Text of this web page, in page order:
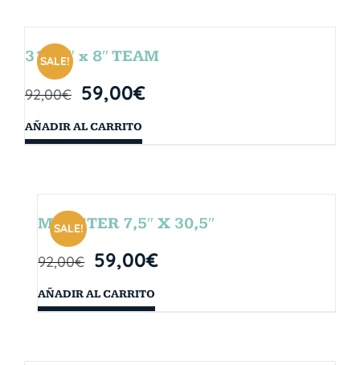
SALE!
31.75″ x 8″ TEAM
92,00€ 59,00€
AÑADIR AL CARRITO
SALE!
MONSTER 7,5″ X 30,5″
92,00€ 59,00€
AÑADIR AL CARRITO